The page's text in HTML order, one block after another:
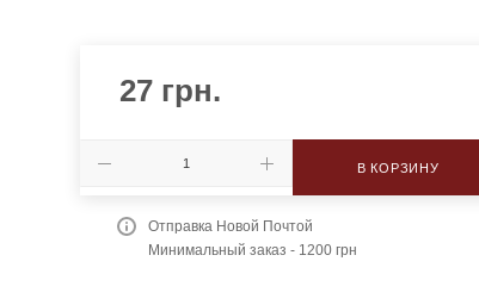
27 грн.
В КОРЗИНУ
Отправка Новой Почтой
Минимальный заказ - 1200 грн